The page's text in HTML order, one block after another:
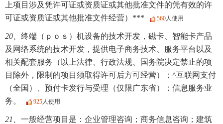
上项目涉及凭许可证或资质证或其他批准文件的凭有效的许
可证或资质证或其他批准文件经营）***
560人使用
20、 终端（ｐｏｓ）机设备的技术开发，磁卡、智能卡产品
及网络系统的技术开发，提供电子商务技术、服务平台以及
相关配套服务（以上法律、行政法规、国务院决定禁止的项
目除外，限制的项目须取得许可后方可经营）；^互联网支付
（全国）、预付卡发行与受理（仅限广东省）；信息服务业
务。
925人使用
21、 一般经营项目是：企业管理咨询；商务信息咨询；建筑